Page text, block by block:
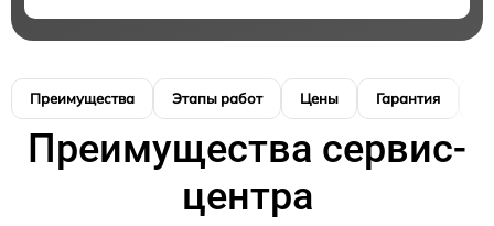
Преимущества Этапы работ Цены Гарантия
Преимущества сервис-
центра